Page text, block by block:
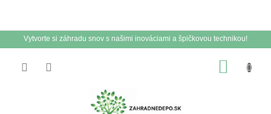
Vytvorte si záhradu snov s našimi inováciami a špičkovou technikou!